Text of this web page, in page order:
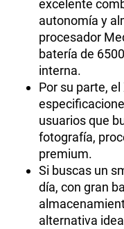
excelente
autonomía y
procesador
batería de
interna.
Por su parte,
usuarios que
fotografía,
premium.
Si buscas un
día, con gran
alternativa